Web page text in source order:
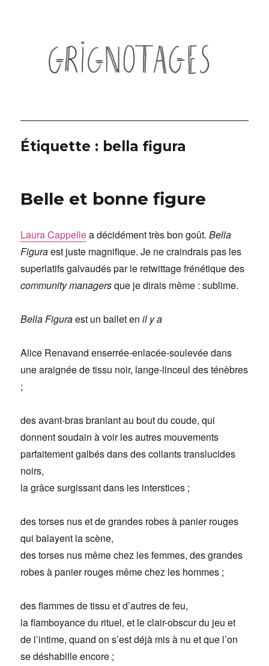
Étiquette : bella figura
Belle et bonne figure
Laura Cappellea décidément très bon goût.Bella
Figuraest juste magnifique. Je ne craindrais pas les
superlatifs galvaudés par le retwittage frénétique des
community managersque je dirais même : sublime.
Bella Figuraest un ballet enil y a
Alice Renavand enserrée-enlacée-soulevée dans
une araignée de tissu noir, lange-linceul des ténèbres
;
des avant-bras branlant au bout du coude, qui
donnent soudain à voir les autres mouvements
parfaitement galbés dans des collants translucides
noirs,
la grâce surgissant dans les interstices ;
des torses nus et de grandes robes à panier rouges
qui balayent la scène,
des torses nus même chez les femmes, des grandes
robes à panier rouges même chez les hommes ;
des flammes de tissu et d’autres de feu,
la flamboyance du rituel, et le clair-obscur du jeu et
de l’intime, quand on s’est déjà mis à nu et que l’on
se déshabille encore ;